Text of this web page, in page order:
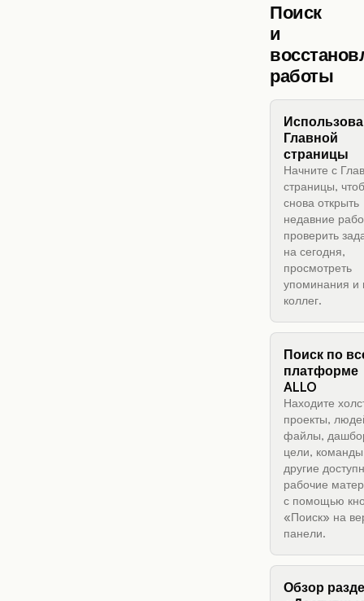
Поиск
и
работы
Главной
страницы
Начните с
страницы,
снова открыть
недавние
проверить
на сегодня,
просмотреть
упоминания и
коллег.
Поиск по
платформе
ALLO
Находите
проекты,
файлы,
цели,
другие
рабочие
с помощью
«Поиск» на
панели.
Обзор